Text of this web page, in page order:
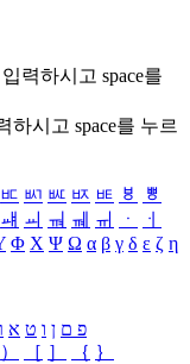
력하시고 space를
하시고 space를 누르
ㅳ ㅴ ㅵ ㅶ ㅷ ㅸ
ㅹ
ㆈ ㆉ ㆊ ㆋ ㆌ ㆍ
ㆎ
Φ Χ Ψ Ω α β γ δ ε ζ η
פ ם ן ו ט א
） ［ ］ ｛ ｝